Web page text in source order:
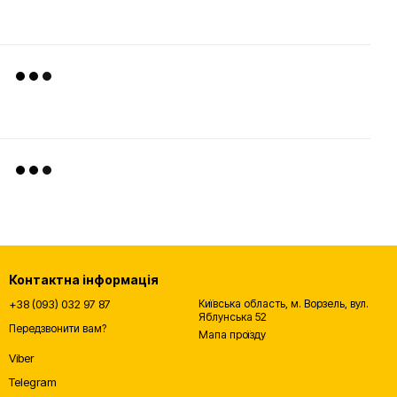
Контактна інформація
+38 (093) 032 97 87
Передзвонити вам?
Viber
Telegram
Київська область, м. Ворзель, вул.
Яблунська 52
Мапа проїзду